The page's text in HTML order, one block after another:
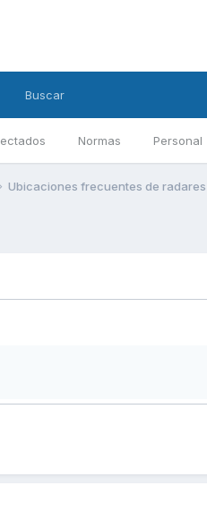
Normas Personal
Buscar
Ubicaciones frecuentes de